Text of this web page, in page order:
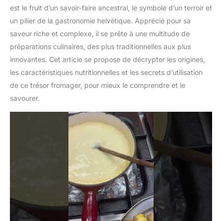
est le fruit d’un savoir-faire ancestral, le symbole d’un terroir et
un pilier de la gastronomie helvétique. Apprécié pour sa
saveur riche et complexe, il se prête à une multitude de
préparations culinaires, des plus traditionnelles aux plus
innovantes. Cet article se propose de décrypter les origines,
les caractéristiques nutritionnelles et les secrets d’utilisation
de ce trésor fromager, pour mieux le comprendre et le
savourer.